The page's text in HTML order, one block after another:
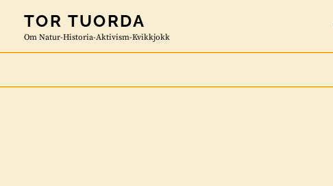
content
TOR TUORDA
Om Natur-Historia-Aktivism-Kvikkjokk